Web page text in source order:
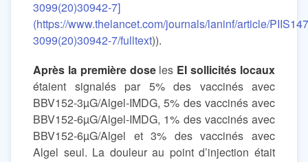
3099(20)30942-7]
(https://www.thelancet.com/journals/laninf/article/
3099(20)30942-7/fulltext)).
Après la première doseles EI sollicités locaux
étaient signalés par 5% des vaccinés avec
BBV152-3µG/Algel-IMDG, 5% des vaccinés avec
BBV152-6µG/Algel-IMDG, 1% des vaccinés avec
BBV152-6µG/Algel et 3% des vaccinés avec
Algel seul. La douleur au point d’injection était